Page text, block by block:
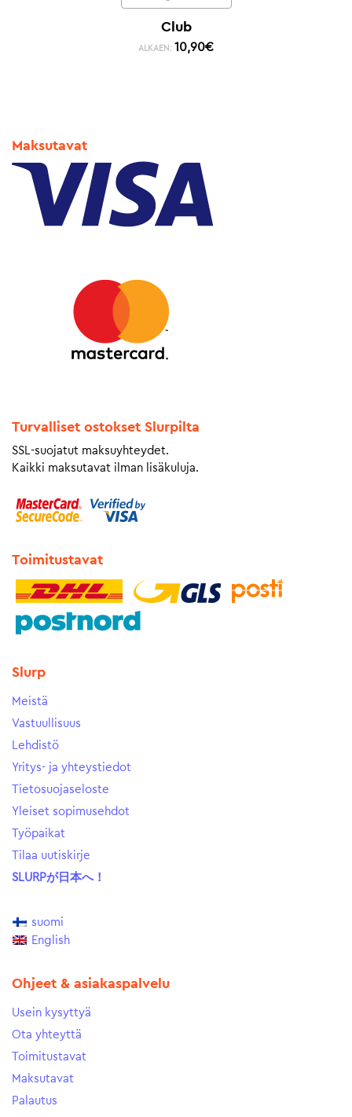
Club
ALKAEN: 10,90€
Maksutavat
Turvalliset ostokset Slurpilta
SSL-suojatut maksuyhteydet.
Kaikki maksutavat ilman lisäkuluja.
Toimitustavat
Slurp
Meistä
Vastuullisuus
Lehdistö
Yritys- ja yhteystiedot
Tietosuojaseloste
Yleiset sopimusehdot
Työpaikat
Tilaa uutiskirje
SLURPが日本へ！
suomi
English
Ohjeet & asiakaspalvelu
Usein kysyttyä
Ota yhteyttä
Toimitustavat
Maksutavat
Palautus